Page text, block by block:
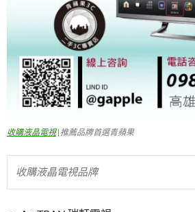
收購液晶電視|推薦品牌首選青蘋果
收購液晶電視品牌